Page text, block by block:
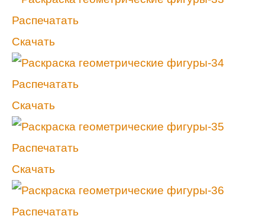
Распечатать
Скачать
Распечатать
Скачать
Распечатать
Скачать
Распечатать